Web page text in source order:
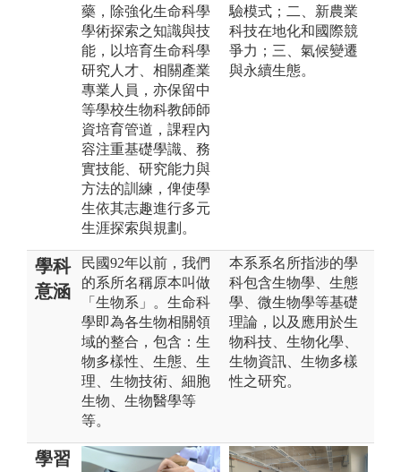
藥，除強化生命科學
學術探索之知識與技
能，以培育生命科學
研究人才、相關產業
專業人員，亦保留中
等學校生物科教師師
資培育管道，課程內
容注重基礎學識、務
實技能、研究能力與
方法的訓練，俾使學
生依其志趣進行多元
生涯探索與規劃。
驗模式；二、新農業
科技在地化和國際競
爭力；三、氣候變遷
與永續生態。
學科
意涵
民國92年以前，我們
的系所名稱原本叫做
「生物系」。生命科
學即為各生物相關領
域的整合，包含：生
物多樣性、生態、生
理、生物技術、細胞
生物、生物醫學等
等。
本系系名所指涉的學
科包含生物學、生態
學、微生物學等基礎
理論，以及應用於生
物科技、生物化學、
生物資訊、生物多樣
性之研究。
學習